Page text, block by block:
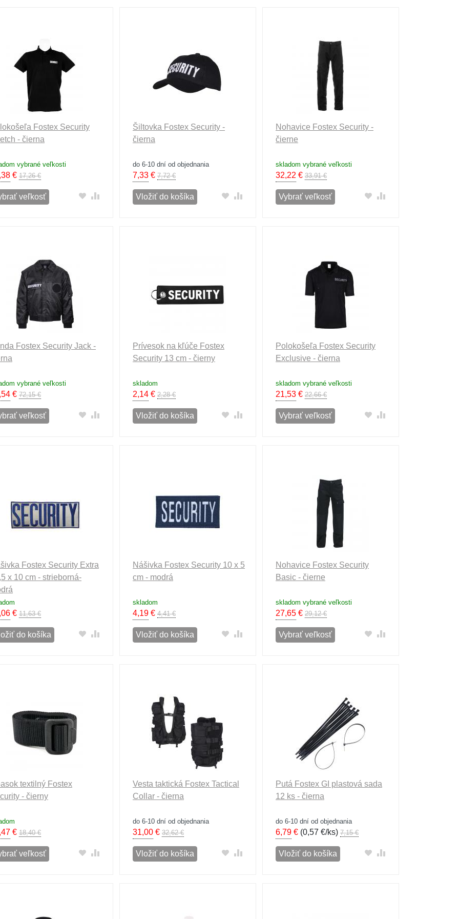
Fostex Security
- čierna
vybrané veľkosti
€ 17,26 €
veľkosť
Šiltovka Fostex Security -
čierna
do 6-10 dní od objednania
7,33€ 7,72 €
Vložiť do košíka
Nohavice Fostex Security -
čierne
skladom vybrané veľkosti
32,22 € 33,91 €
Vybrať veľkosť
Fostex Security Jack -
vybrané veľkosti
€ 72,15 €
veľkosť
Prívesok na kľúče Fostex
Security 13 cm - čierny
skladom
2,14€ 2,28 €
Vložiť do košíka
Polokošeľa Fostex Security
Exclusive - čierna
skladom vybrané veľkosti
21,53€ 22,66 €
Vybrať veľkosť
Fostex Security Extra
x 10 cm - strieborná-
€ 11,63 €
do košíka
Nášivka Fostex Security 10 x 5
cm - modrá
skladom
4,19€ 4,41 €
Vložiť do košíka
Nohavice Fostex Security
Basic - čierne
skladom vybrané veľkosti
27,65€ 29,12 €
Vybrať veľkosť
textilný Fostex
- čierny
€ 18,40 €
veľkosť
Vesta taktická Fostex Tactical
Collar - čierna
do 6-10 dní od objednania
31,00€ 32,62 €
Vložiť do košíka
Putá Fostex GI plastová sada
12 ks - čierna
do 6-10 dní od objednania
6,79€(0,57 €/ks) 7,15 €
Vložiť do košíka